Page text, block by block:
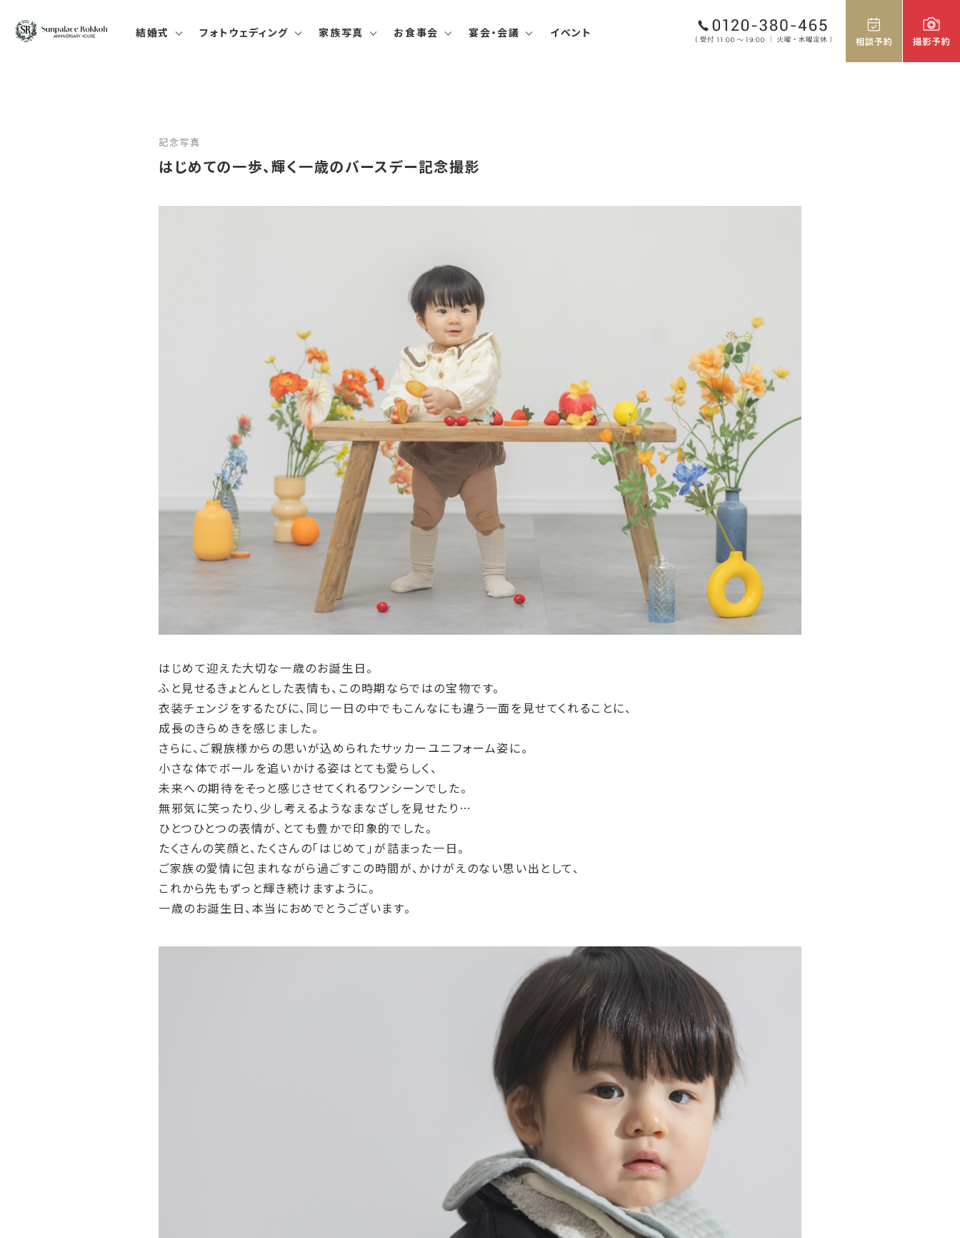
結婚式 フォトウェディング 家族写真 お食事会 宴会・会議 イベント
記念写真
はじめての一歩、輝く一歳のバースデー記念撮影
はじめて迎えた大切な一歳のお誕生日。
ふと見せるきょとんとした表情も、この時期ならではの宝物です。
衣装チェンジをするたびに、同じ一日の中でもこんなにも違う一面を見せてくれることに、
成長のきらめきを感じました。
さらに、ご親族様からの思いが込められたサッカーユニフォーム姿に。
小さな体でボールを追いかける姿はとても愛らしく、
未来への期待をそっと感じさせてくれるワンシーンでした。
無邪気に笑ったり、少し考えるようなまなざしを見せたり…
ひとつひとつの表情が、とても豊かで印象的でした。
たくさんの笑顔と、たくさんの「はじめて」が詰まった一日。
ご家族の愛情に包まれながら過ごすこの時間が、かけがえのない思い出として、
これから先もずっと輝き続けますように。
一歳のお誕生日、本当におめでとうございます。